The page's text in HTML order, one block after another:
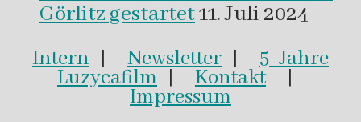
Görlitz gestartet11. Juli 2024
Intern | Newsletter | 5 Jahre
Luzycafilm | Kontakt|
Impressum